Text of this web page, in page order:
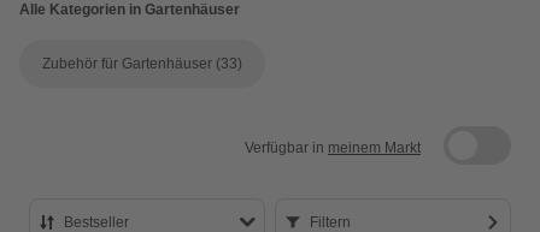
Alle Kategorien in Gartenhäuser
Zubehör für Gartenhäuser (33)
Verfügbar in meinem Markt
Bestseller Filtern